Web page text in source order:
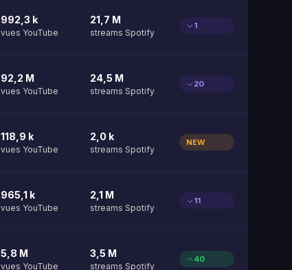
992,3 k
vues YouTube
21,7 M
streams Spotify
1
92,2 M
vues YouTube
24,5 M
streams Spotify
20
118,9 k
vues YouTube
2,0 k
streams Spotify
NEW
965,1 k
vues YouTube
2,1 M
streams Spotify
11
5,8 M
vues YouTube
3,5 M
streams Spotify
40